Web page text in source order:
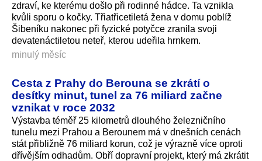
zdraví, ke kterému došlo při rodinné hádce. Ta vznikla
kvůli sporu o kočky. Třiatřicetiletá žena v domu poblíž
Šibeníku nakonec při fyzické potyčce zranila svoji
devatenáctiletou neteř, kterou udeřila hrnkem.
minulý měsíc
Cesta z Prahy do Berouna se zkrátí o
desítky minut, tunel za 76 miliard začne
vznikat v roce 2032
Výstavba téměř 25 kilometrů dlouhého železničního
tunelu mezi Prahou a Berounem má v dnešních cenách
stát přibližně 76 miliard korun, což je výrazně více oproti
dřívějším odhadům. Obří dopravní projekt, který má zkrátit